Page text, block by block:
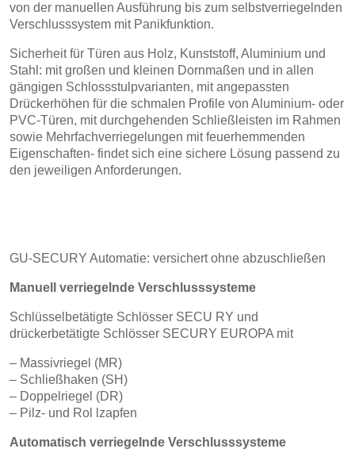
von der manuellen Ausführung bis zum selbstverriegelnden
Verschlusssystem mit Panikfunktion.
Sicherheit für Türen aus Holz, Kunststoff, Aluminium und
Stahl: mit großen und kleinen Dornmaßen und in allen
gängigen Schlossstulpvarianten, mit angepassten
Drückerhöhen für die schmalen Profile von Aluminium- oder
PVC-Türen, mit durchgehenden Schließleisten im Rahmen
sowie Mehrfachverriegelungen mit feuerhemmenden
Eigenschaften- findet sich eine sichere Lösung passend zu
den jeweiligen Anforderungen.
GU-SECURY Automatie: versichert ohne abzuschließen
Manuell verriegelnde Verschlusssysteme
Schlüsselbetätigte Schlösser SECU RY und
drückerbetätigte Schlösser SECURY EUROPA mit
– Massivriegel (MR)
– Schließhaken (SH)
– Doppelriegel (DR)
– Pilz- und Rol lzapfen
Automatisch verriegelnde Verschlusssysteme